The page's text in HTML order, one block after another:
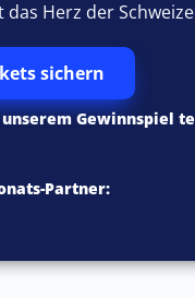
das Herz der
sichern
Gewinnspiel
Partner: